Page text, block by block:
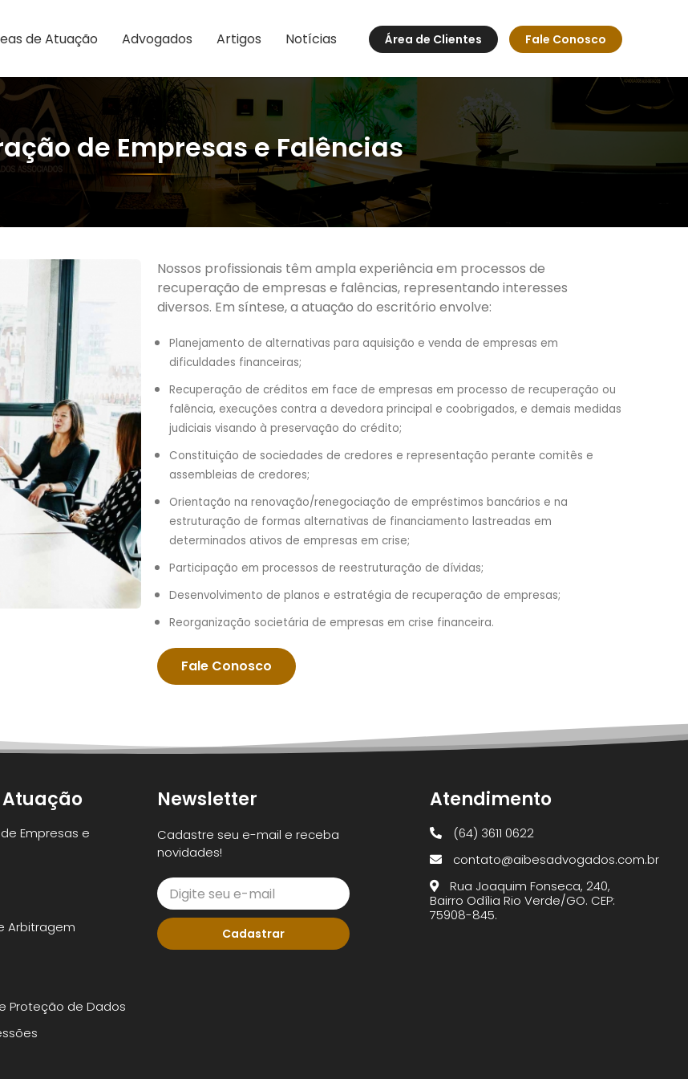
Área de Clientes Fale Conosco
de Atuação Advogados Artigos Notícias
de Empresas e Falências
Nossos profissionais têm ampla experiência em processos de
recuperação de empresas e falências, representando interesses
diversos. Em síntese, a atuação do escritório envolve:
Planejamento de alternativas para aquisição e venda de empresas em
dificuldades financeiras;
Recuperação de créditos em face de empresas em processo de recuperação ou
falência, execuções contra a devedora principal e coobrigados, e demais medidas
judiciais visando à preservação do crédito;
Constituição de sociedades de credores e representação perante comitês e
assembleias de credores;
Orientação na renovação/renegociação de empréstimos bancários e na
estruturação de formas alternativas de financiamento lastreadas em
determinados ativos de empresas em crise;
Participação em processos de reestruturação de dívidas;
Desenvolvimento de planos e estratégia de recuperação de empresas;
Reorganização societária de empresas em crise financeira.
Fale Conosco
Empresas e
Arbitragem
Proteção de Dados
Newsletter
Cadastre seu e-mail e receba
novidades!
Cadastrar
Atendimento
(64) 3611 0622
contato@aibesadvogados.com.br
Rua Joaquim Fonseca, 240,
Bairro Odília Rio Verde/GO. CEP:
75908-845.